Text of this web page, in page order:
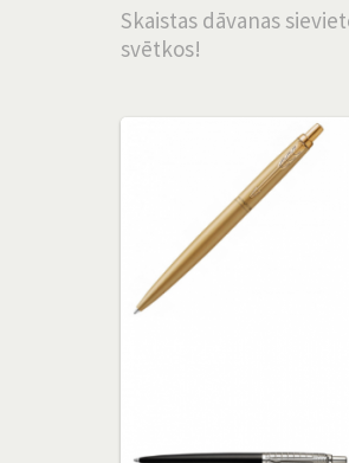
Skaistas dāvanas
svētkos!